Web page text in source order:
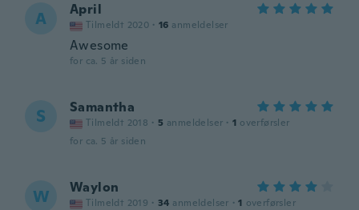
A April
Tilmeldt 2020 · 16 anmeldelser
Awesome
for ca. 5 år siden
S Samantha
Tilmeldt 2018 · 5 anmeldelser · 1 overførsler
for ca. 5 år siden
W Waylon
Tilmeldt 2019 · 34 anmeldelser · 1 overførsler